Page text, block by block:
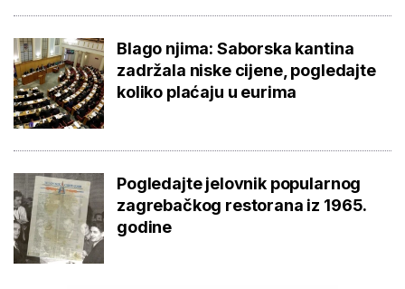
Blago njima: Saborska kantina
zadržala niske cijene, pogledajte
koliko plaćaju u eurima
Pogledajte jelovnik popularnog
zagrebačkog restorana iz 1965.
godine